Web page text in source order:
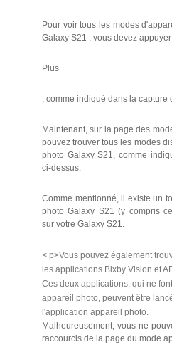
Pour voir tous les modes
Galaxy S21 , vous devez
Plus
, comme indiqué dans la capture
Maintenant, sur la page des
pouvez trouver tous les modes
photo Galaxy S21, comme
ci-dessus.
Comme mentionné, il existe un
photo Galaxy S21 (y compris
sur votre Galaxy S21.
< p>Vous pouvez également
les applications Bixby Vision et
Ces deux applications, qui ne
appareil photo, peuvent être
l'application appareil photo.
Malheureusement, vous ne
raccourcis de la page du mode